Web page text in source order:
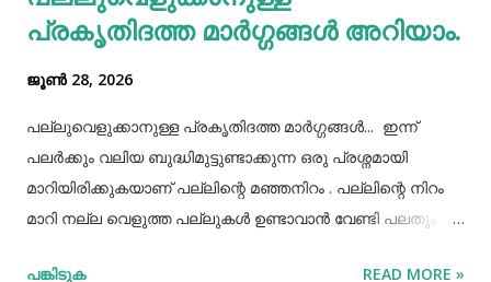
കൂട...
പ്രകൃതിദത്ത മാര്‍ഗ്ഗങ്ങള്‍ അറിയാം.
ജൂൺ 28, 2026
പല്ലുവെളുക്കാനുള്ള പ്രകൃതിദത്ത മാര്‍ഗ്ഗങ്ങള്‍... ഇന്ന്
പലർക്കും വലിയ ബുദ്ധിമുട്ടുണ്ടാക്കുന്ന ഒരു പ്രശ്നമായി
മാറിയിരിക്കുകയാണ് പല്ലിന്റെ മഞ്ഞനിറം . പല്ലിന്റെ നിറം
മാറി നല്ല വെളുത്ത പല്ലുകൾ ഉണ്ടാവാൻ വേണ്ടി പലതും
പങ്കിടുക READ MORE »